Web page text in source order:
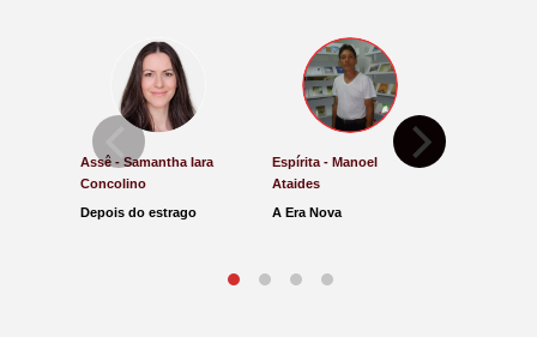
Assê - Samantha Iara
Concolino
Depois do estrago
Espírita - Manoel
Ataides
A Era Nova